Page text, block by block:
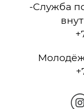
-Служба